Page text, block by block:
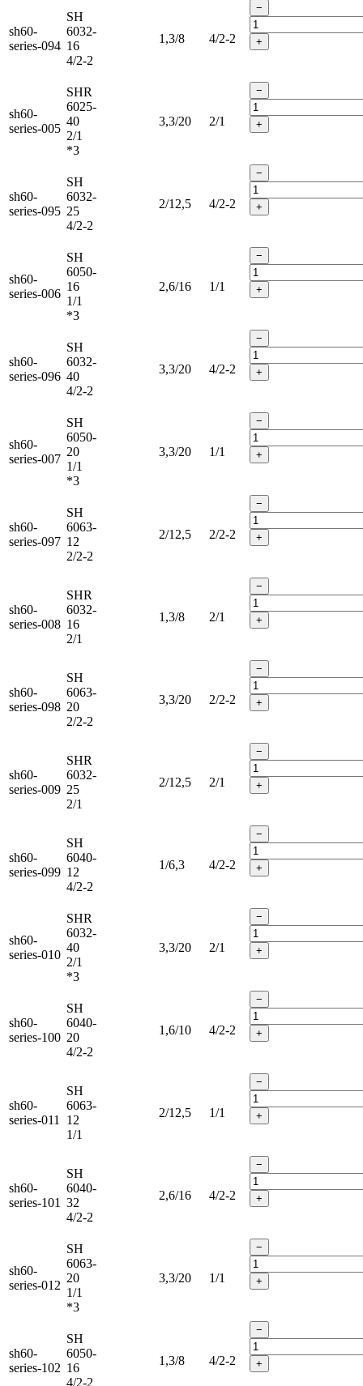
sh60-
series-094
SH
6032-
16
4/2-2
1,3/8 4/2-2
−
+
sh60-
series-005
SHR
6025-
40
2/1
*3
3,3/20 2/1
−
+
sh60-
series-095
SH
6032-
25
4/2-2
2/12,5 4/2-2
−
+
sh60-
series-006
SH
6050-
16
1/1
*3
2,6/16 1/1
−
+
sh60-
series-096
SH
6032-
40
4/2-2
3,3/20 4/2-2
−
+
sh60-
series-007
SH
6050-
20
1/1
*3
3,3/20 1/1
−
+
sh60-
series-097
SH
6063-
12
2/2-2
2/12,5 2/2-2
−
+
sh60-
series-008
SHR
6032-
16
2/1
1,3/8 2/1
−
+
sh60-
series-098
SH
6063-
20
2/2-2
3,3/20 2/2-2
−
+
sh60-
series-009
SHR
6032-
25
2/1
2/12,5 2/1
−
+
sh60-
series-099
SH
6040-
12
4/2-2
1/6,3 4/2-2
−
+
sh60-
series-010
SHR
6032-
40
2/1
*3
3,3/20 2/1
−
+
sh60-
series-100
SH
6040-
20
4/2-2
1,6/10 4/2-2
−
+
sh60-
series-011
SH
6063-
12
1/1
2/12,5 1/1
−
+
sh60-
series-101
SH
6040-
32
4/2-2
2,6/16 4/2-2
−
+
sh60-
series-012
SH
6063-
20
1/1
*3
3,3/20 1/1
−
+
sh60-
series-102
SH
6050-
16
4/2-2
1,3/8 4/2-2
−
+